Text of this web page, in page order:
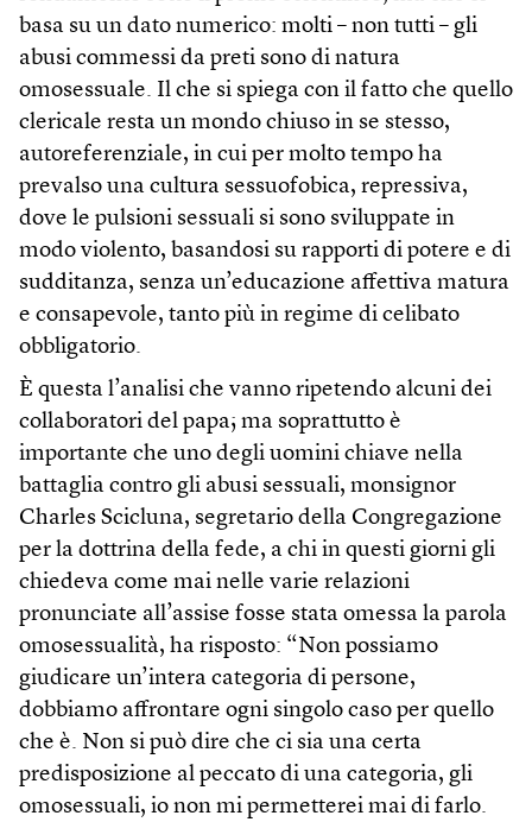
basa su un dato numerico: molti – non tutti – gli
abusi commessi da preti sono di natura
omosessuale. Il che si spiega con il fatto che quello
clericale resta un mondo chiuso in se stesso,
autoreferenziale, in cui per molto tempo ha
prevalso una cultura sessuofobica, repressiva,
dove le pulsioni sessuali si sono sviluppate in
modo violento, basandosi su rapporti di potere e di
sudditanza, senza un’educazione affettiva matura
e consapevole, tanto più in regime di celibato
obbligatorio.
È questa l’analisi che vanno ripetendo alcuni dei
collaboratori del papa; ma soprattutto è
importante che uno degli uomini chiave nella
battaglia contro gli abusi sessuali, monsignor
Charles Scicluna, segretario della Congregazione
per la dottrina della fede, a chi in questi giorni gli
chiedeva come mai nelle varie relazioni
pronunciate all’assise fosse stata omessa la parola
omosessualità, ha risposto: “Non possiamo
giudicare un’intera categoria di persone,
dobbiamo affrontare ogni singolo caso per quello
che è. Non si può dire che ci sia una certa
predisposizione al peccato di una categoria, gli
omosessuali, io non mi permetterei mai di farlo.